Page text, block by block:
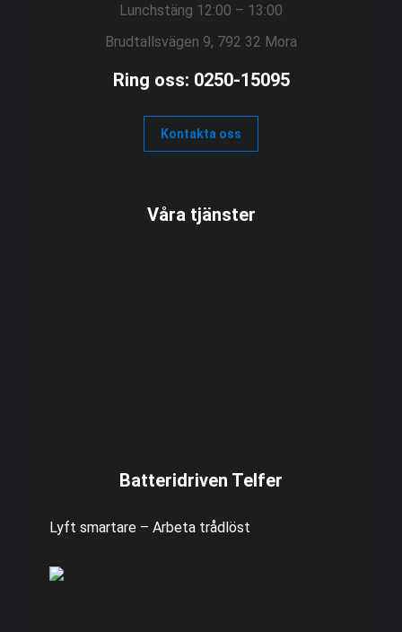
Lunchstäng 12:00 – 13:00
Brudtallsvägen 9, 792 32 Mora
Ring oss: 0250-15095
Kontakta oss
Våra tjänster
Batteridriven Telfer
Lyft smartare – Arbeta trådlöst